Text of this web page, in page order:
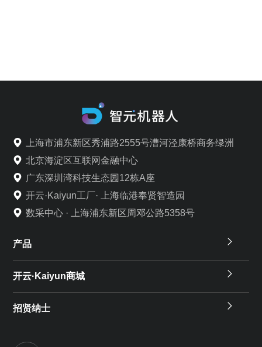
上海市浦东新区秀浦路2555号漕河泾康桥商务绿洲
北京海淀区互联网金融中心
广东深圳湾科技生态园12栋A座
开云·Kaiyun工厂· 上海临港奉贤智造园
数采中心 · 上海浦东新区周邓公路5358号
产品
开云·Kaiyun商城
招贤纳士